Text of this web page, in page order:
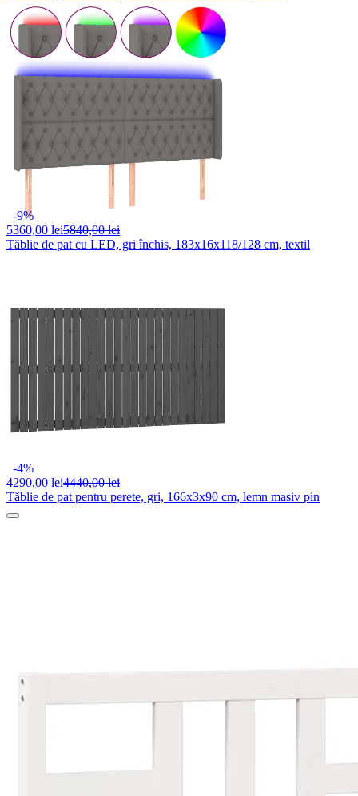
-9%
5360,00 lei5840,00 lei
Tăblie de pat cu LED, gri închis, 183x16x118/128 cm, textil
-4%
4290,00 lei4440,00 lei
Tăblie de pat pentru perete, gri, 166x3x90 cm, lemn masiv pin